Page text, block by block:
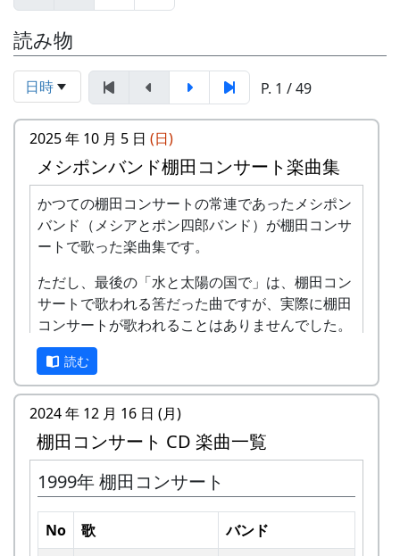
読み物
日時 P. 1 / 49
2025 年 10 月 5 日 (日)
メシポンバンド棚田コンサート楽曲集
かつての棚田コンサートの常連であったメシポン
バンド（メシアとポン四郎バンド）が棚田コンサ
ートで歌った楽曲集です。
ただし、最後の「水と太陽の国で」は、棚田コン
サートで歌われる筈だった曲ですが、実際に棚田
コンサートが歌われることはありませんでした。
棚田のうた ～ふるさと加美の里へ～
読む
2024 年 12 月 16 日 (月)
棚田コンサート CD 楽曲一覧
1999年 棚田コンサート
No 歌
バンド